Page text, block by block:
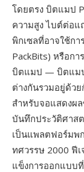
โดยตรง บิตแมป
ความสูง ไบต์ต่อ
พิกเซลที่อาจใช้กา
PackBits) หรือก
บิตแมป — บิตแมป
ต่างกันรวมอยู่ด้ว
สำหรับจอแสดงผ
บันทึกประวัติศาส
เป็นแพลตฟอร์มพ
ทศวรรษ 2000 ฟี
แข็งการออกแบบ